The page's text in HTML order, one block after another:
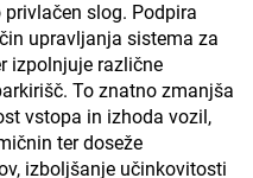
slog. Podpira
upravljanja sistema za
izpolnjuje različne
To znatno zmanjša
vstopa in izhoda vozil,
ter doseže
izboljšanje učinkovitosti